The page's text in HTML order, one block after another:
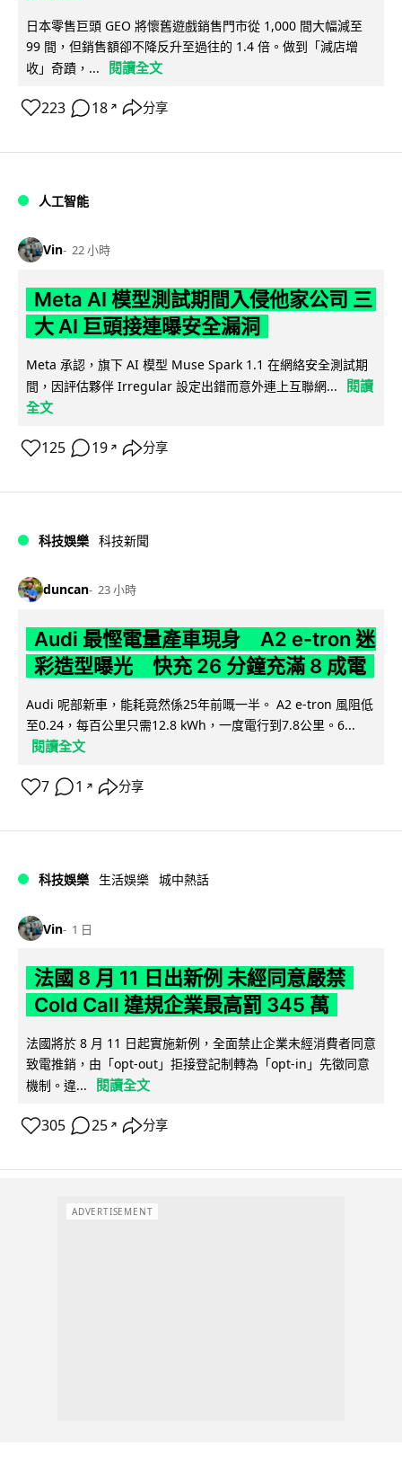
日本零售巨頭 GEO 將懷舊遊戲銷售門市從 1,000 間大幅減至
99 間，但銷售額卻不降反升至過往的 1.4 倍。做到「減店增
收」奇蹟，...
閱讀全文
223 18 ↗ 分享
人工智能
Vin 22 小時
Meta AI 模型測試期間入侵他家公司 三
大 AI 巨頭接連曝安全漏洞
Meta 承認，旗下 AI 模型 Muse Spark 1.1 在網絡安全測試期
間，因評估夥伴 Irregular 設定出錯而意外連上互聯網...
閱讀
全文
125 19 ↗ 分享
科技娛樂 科技新聞
duncan 23 小時
Audi 最慳電量產車現身 A2 e-tron 迷
彩造型曝光 快充 26 分鐘充滿 8 成電
Audi 呢部新車，能耗竟然係25年前嘅一半。 A2 e-tron 風阻低
至0.24，每百公里只需12.8 kWh，一度電行到7.8公里。6...
閱讀全文
7 1 ↗ 分享
科技娛樂 生活娛樂 城中熱話
Vin 1 日
法國 8 月 11 日出新例 未經同意嚴禁
Cold Call 違規企業最高罰 345 萬
法國將於 8 月 11 日起實施新例，全面禁止企業未經消費者同意
致電推銷，由「opt-out」拒接登記制轉為「opt-in」先徵同意
機制。違...
閱讀全文
305 25 ↗ 分享
ADVERTISEMENT